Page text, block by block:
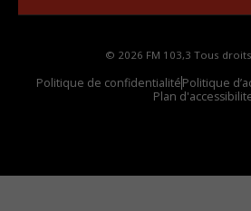
© 2026 FM 103,3 Tous
Politique de confidentialitéPolitique
Plan